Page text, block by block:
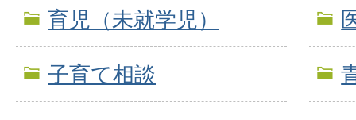
育児（未就学児）
子育て相談